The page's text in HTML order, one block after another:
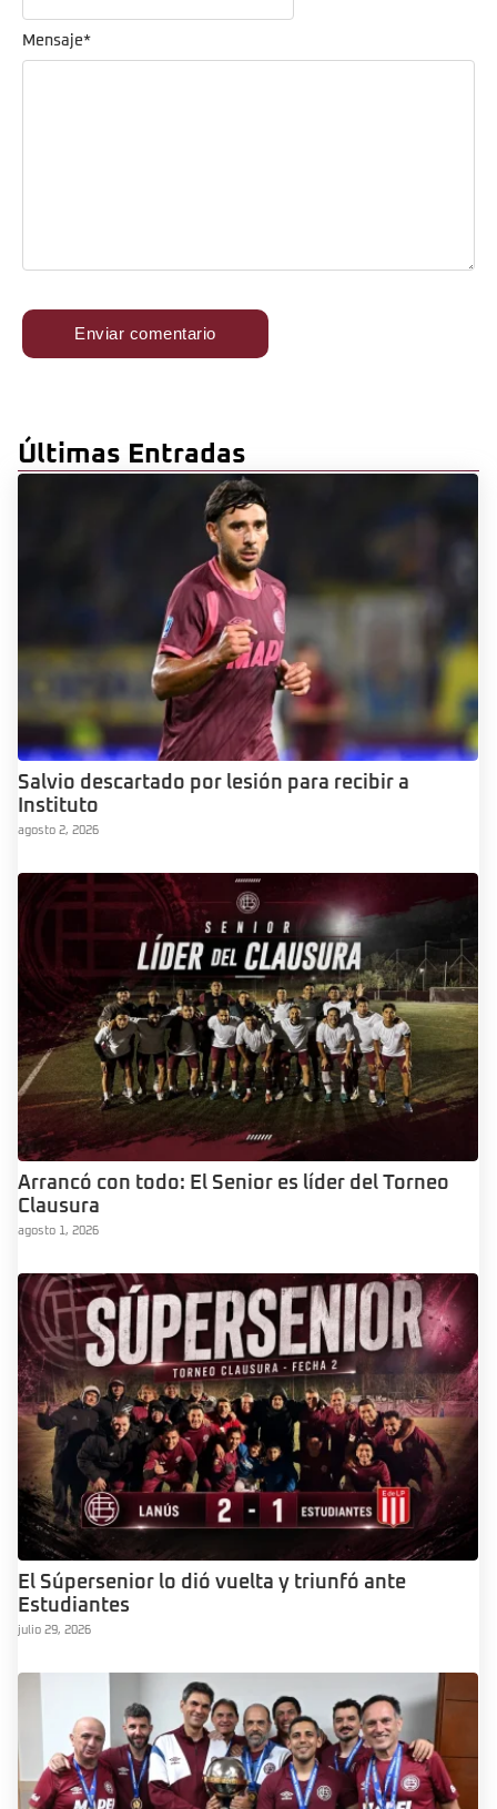
Mensaje*
Últimas Entradas
Salvio descartado por lesión para recibir a
Instituto
agosto 2, 2026
Arrancó con todo: El Senior es líder del Torneo
Clausura
agosto 1, 2026
El Súpersenior lo dió vuelta y triunfó ante
Estudiantes
julio 29, 2026